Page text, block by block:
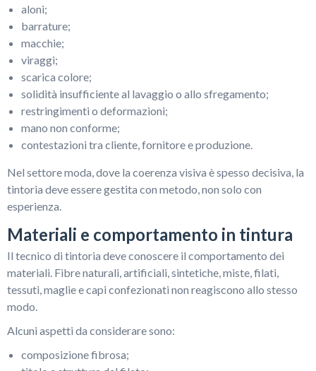
aloni;
barrature;
macchie;
viraggi;
scarica colore;
solidità insufficiente al lavaggio o allo sfregamento;
restringimenti o deformazioni;
mano non conforme;
contestazioni tra cliente, fornitore e produzione.
Nel settore moda, dove la coerenza visiva è spesso decisiva, la
tintoria deve essere gestita con metodo, non solo con
esperienza.
Materiali e comportamento in tintura
Il tecnico di tintoria deve conoscere il comportamento dei
materiali. Fibre naturali, artificiali, sintetiche, miste, filati,
tessuti, maglie e capi confezionati non reagiscono allo stesso
modo.
Alcuni aspetti da considerare sono:
composizione fibrosa;